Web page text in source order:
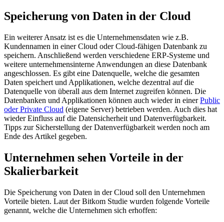
Speicherung von Daten in der Cloud
Ein weiterer Ansatz ist es die Unternehmensdaten wie z.B.
Kundennamen in einer Cloud oder Cloud-fähigen Datenbank zu
speichern. Anschließend werden verschiedene ERP-Systeme und
weitere unternehmensinterne Anwendungen an diese Datenbank
angeschlossen. Es gibt eine Datenquelle, welche die gesamten
Daten speichert und Applikationen, welche dezentral auf die
Datenquelle von überall aus dem Internet zugreifen können. Die
Datenbanken und Applikationen können auch wieder in einerPublic
oder Private Cloud (eigene Server) betrieben werden. Auch dies hat
wieder Einfluss auf die Datensicherheit und Datenverfügbarkeit.
Tipps zur Sicherstellung der Datenverfügbarkeit werden noch am
Ende des Artikel gegeben.
Unternehmen sehen Vorteile in der
Skalierbarkeit
Die Speicherung von Daten in der Cloud soll den Unternehmen
Vorteile bieten. Laut der Bitkom Studie wurden folgende Vorteile
genannt, welche die Unternehmen sich erhoffen: